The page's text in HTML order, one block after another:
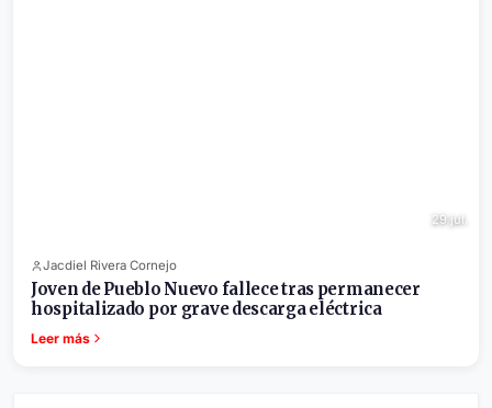
29 jul.
Jacdiel Rivera Cornejo
Joven de Pueblo Nuevo fallece tras permanecer
hospitalizado por grave descarga eléctrica
Leer más